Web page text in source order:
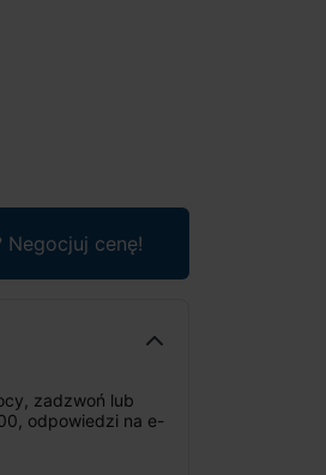
Negocjuj cenę!
zadzwoń lub
odpowiedzi na e-